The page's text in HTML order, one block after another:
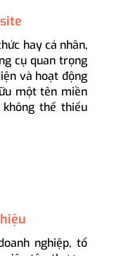
hay cá nhân,
cụ quan trọng
và hoạt động
một tên miền
thể thiếu
nghiệp, tổ